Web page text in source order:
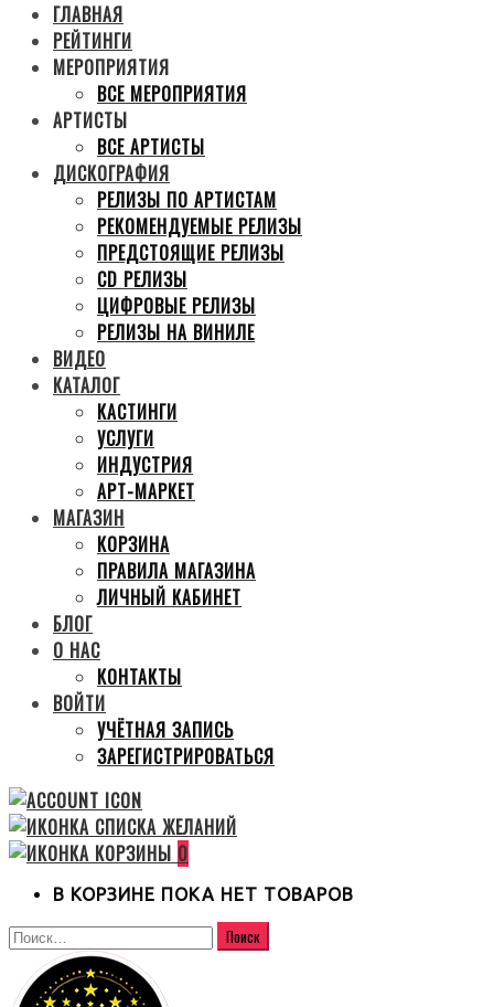
ГЛАВНАЯ
РЕЙТИНГИ
МЕРОПРИЯТИЯ
ВСЕ МЕРОПРИЯТИЯ
АРТИСТЫ
ВСЕ АРТИСТЫ
ДИСКОГРАФИЯ
РЕЛИЗЫ ПО АРТИСТАМ
РЕКОМЕНДУЕМЫЕ РЕЛИЗЫ
ПРЕДСТОЯЩИЕ РЕЛИЗЫ
CD РЕЛИЗЫ
ЦИФРОВЫЕ РЕЛИЗЫ
РЕЛИЗЫ НА ВИНИЛЕ
ВИДЕО
КАТАЛОГ
КАСТИНГИ
УСЛУГИ
ИНДУСТРИЯ
АРТ-МАРКЕТ
МАГАЗИН
КОРЗИНА
ПРАВИЛА МАГАЗИНА
ЛИЧНЫЙ КАБИНЕТ
БЛОГ
О НАС
КОНТАКТЫ
ВОЙТИ
УЧЁТНАЯ ЗАПИСЬ
ЗАРЕГИСТРИРОВАТЬСЯ
0
В КОРЗИНЕ ПОКА НЕТ ТОВАРОВ